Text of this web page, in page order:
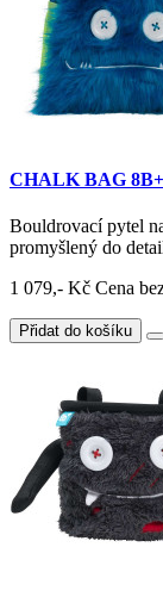
CHALK BAG
Bouldrovací pytel
promyšlený do
1 079,- Kč Cena
Přidat do košíku